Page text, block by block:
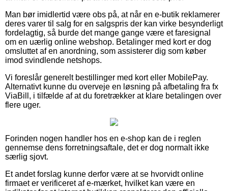
Man bør imidlertid være obs på, at når en e-butik reklamerer
deres varer til salg for en salgspris der kan virke besynderligt
fordelagtig, så burde det mange gange være et faresignal
om en uærlig online webshop. Betalinger med kort er dog
omsluttet af en anordning, som assisterer dig som køber
imod svindlende netshops.
Vi foreslår generelt bestillinger med kort eller MobilePay.
Alternativt kunne du overveje en løsning på afbetaling fra fx
ViaBill, i tilfælde af at du foretrækker at klare betalingen over
flere uger.
Forinden nogen handler hos en e-shop kan de i reglen
gennemse dens forretningsaftale, det er dog normalt ikke
særlig sjovt.
Et andet forslag kunne derfor være at se hvorvidt online
firmaet er verificeret af e-mærket, hvilket kan være en